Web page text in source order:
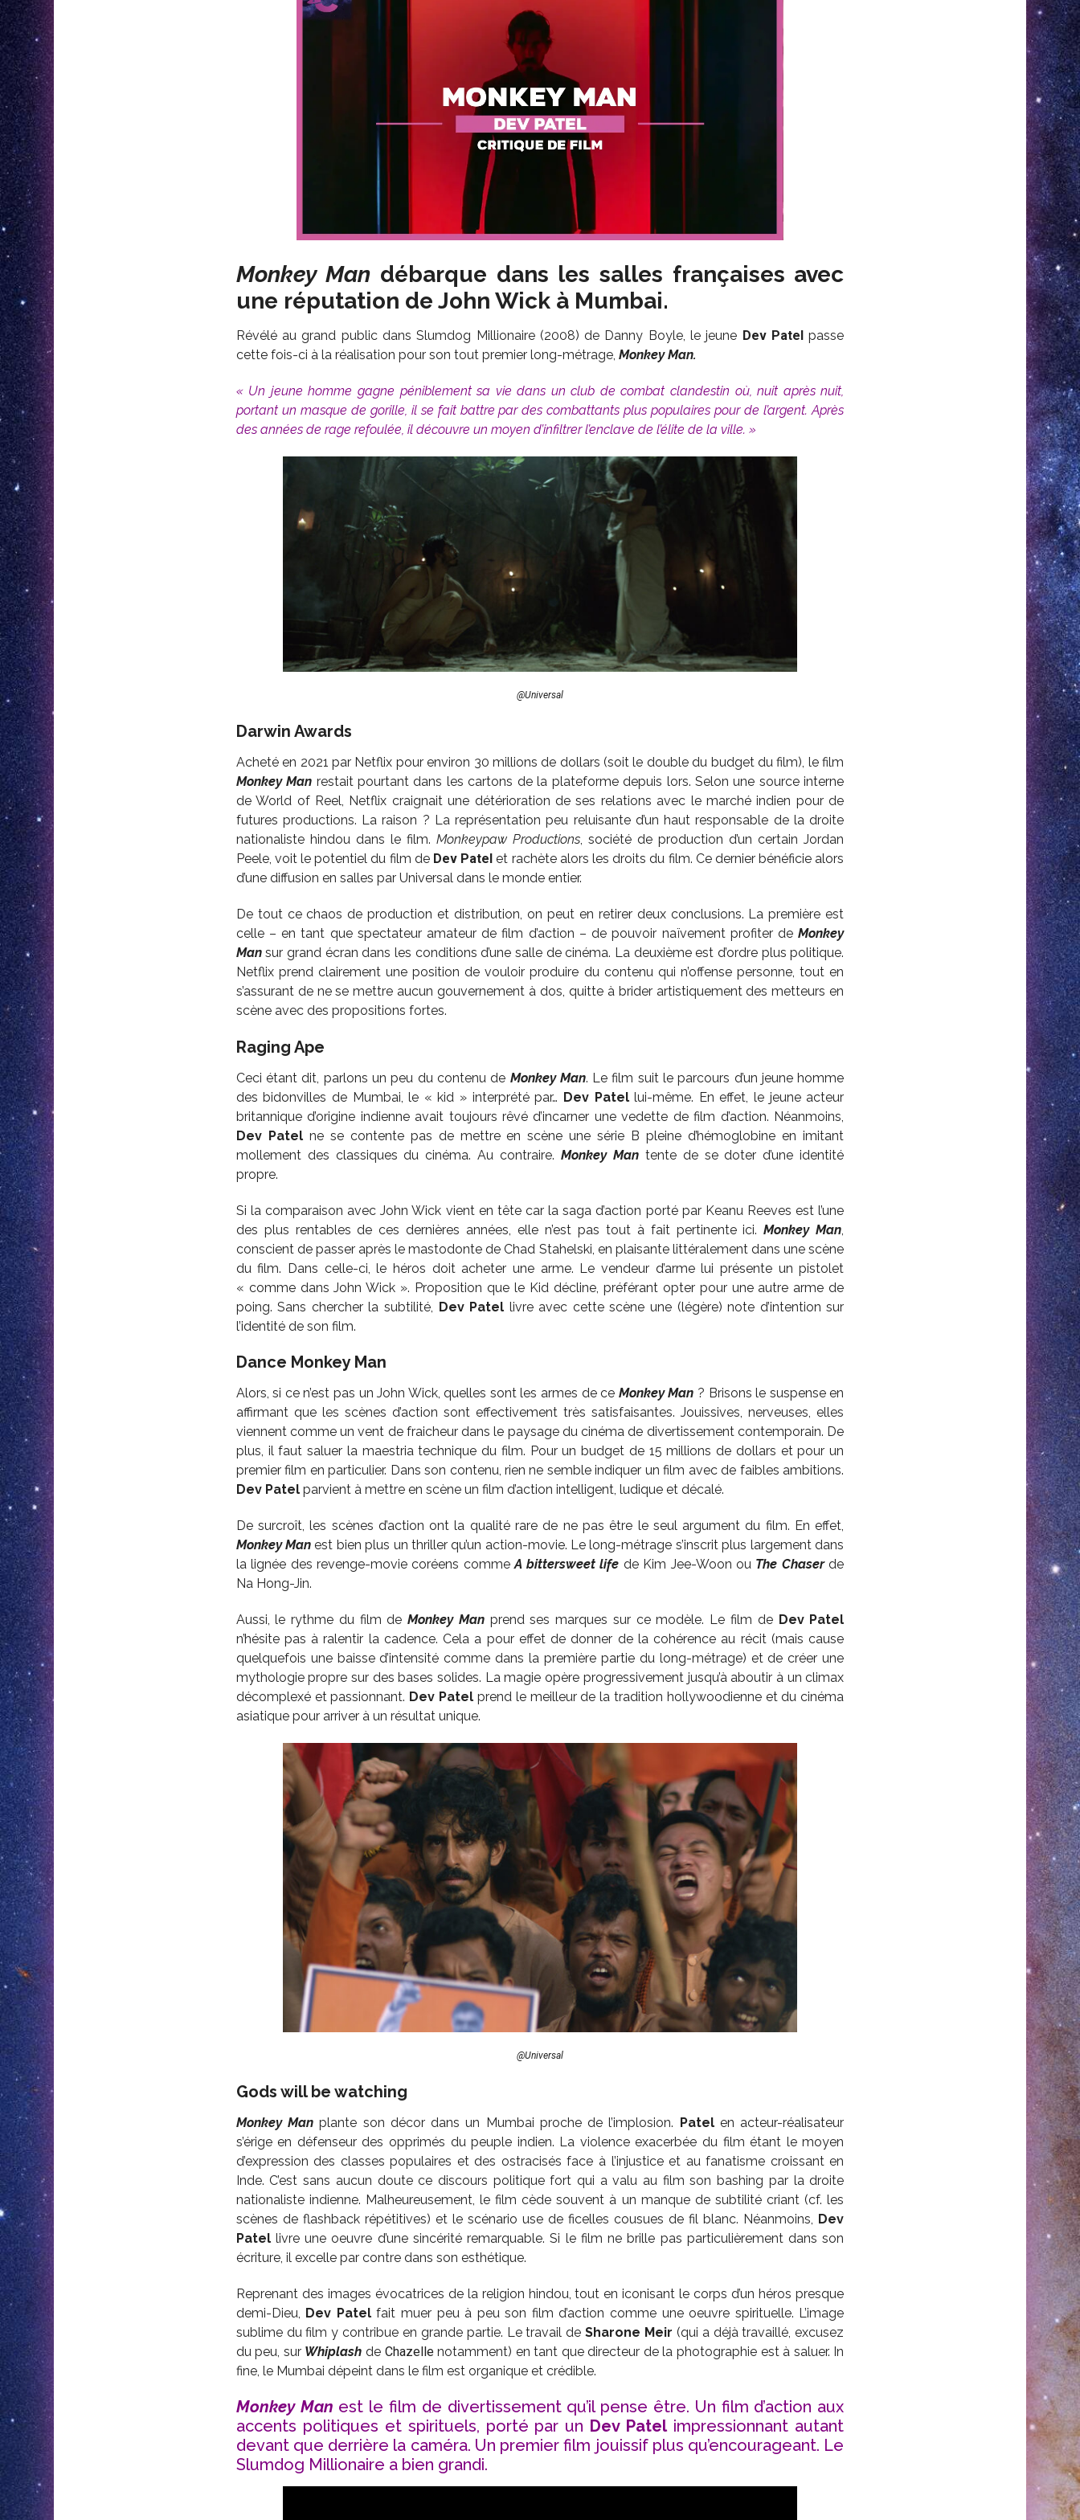
Monkey Man débarque dans les salles françaises avec
une réputation de John Wick à Mumbai.
Révélé au grand public dans Slumdog Millionaire (2008) de Danny Boyle, le jeune Dev Patel passe
cette fois-ci à la réalisation pour son tout premier long-métrage, Monkey Man.
« Un jeune homme gagne péniblement sa vie dans un club de combat clandestin où, nuit après nuit,
portant un masque de gorille, il se fait battre par des combattants plus populaires pour de l’argent. Après
des années de rage refoulée, il découvre un moyen d’infiltrer l’enclave de l’élite de la ville. »
@Universal
Darwin Awards
Acheté en 2021 par Netflix pour environ 30 millions de dollars (soit le double du budget du film), le film
Monkey Man restait pourtant dans les cartons de la plateforme depuis lors. Selon une source interne
de World of Reel, Netflix craignait une détérioration de ses relations avec le marché indien pour de
futures productions. La raison ? La représentation peu reluisante d’un haut responsable de la droite
nationaliste hindou dans le film. Monkeypaw Productions, société de production d’un certain Jordan
Peele, voit le potentiel du film de Dev Patel et rachète alors les droits du film. Ce dernier bénéficie alors
d’une diffusion en salles par Universal dans le monde entier.
De tout ce chaos de production et distribution, on peut en retirer deux conclusions. La première est
celle – en tant que spectateur amateur de film d’action – de pouvoir naïvement profiter deMonkey
Mansur grand écran dans les conditions d’une salle de cinéma. La deuxième est d’ordre plus politique.
Netflix prend clairement une position de vouloir produire du contenu qui n’offense personne, tout en
s’assurant de ne se mettre aucun gouvernement à dos, quitte à brider artistiquement des metteurs en
scène avec des propositions fortes.
Raging Ape
Ceci étant dit, parlons un peu du contenu de Monkey Man. Le film suit le parcours d’un jeune homme
des bidonvilles de Mumbai, le « kid » interprété par… Dev Patellui-même. En effet, le jeune acteur
britannique d’origine indienne avait toujours rêvé d’incarner une vedette de film d’action. Néanmoins,
Dev Patelne se contente pas de mettre en scène une série B pleine d’hémoglobine en imitant
mollement des classiques du cinéma. Au contraire. Monkey Man tente de se doter d’une identité
propre.
Si la comparaison avec John Wick vient en tête car la saga d’action porté par Keanu Reeves est l’une
des plus rentables de ces dernières années, elle n’est pas tout à fait pertinente ici.Monkey Man
conscient de passer après le mastodonte de Chad Stahelski, en plaisante littéralement dans une scène
du film. Dans celle-ci, le héros doit acheter une arme. Le vendeur d’arme lui présente un pistolet
« comme dans John Wick ». Proposition que le Kid décline, préférant opter pour une autre arme de
poing. Sans chercher la subtilité, Dev Patel livre avec cette scène une (légère) note d’intention sur
l’identité de son film.
Dance Monkey Man
Alors, si ce n’est pas un John Wick, quelles sont les armes de ce Monkey Man ? Brisons le suspense en
affirmant que les scènes d’action sont effectivement très satisfaisantes. Jouissives, nerveuses, elles
viennent comme un vent de fraicheur dans le paysage du cinéma de divertissement contemporain. De
plus, il faut saluer la maestria technique du film. Pour un budget de 15 millions de dollars et pour un
premier film en particulier. Dans son contenu, rien ne semble indiquer un film avec de faibles ambitions.
Dev Patelparvient à mettre en scène un film d’action intelligent, ludique et décalé.
De surcroît, les scènes d’action ont la qualité rare de ne pas être le seul argument du film. En effet,
Monkey Man est bien plus un thriller qu’un action-movie. Le long-métrage s’inscrit plus largement dans
la lignée des revenge-movie coréens commeA bittersweet life de Kim Jee-Woon ou The Chaser de
Na Hong-Jin.
Aussi, le rythme du film deMonkey Man prend ses marques sur ce modèle. Le film de Dev Patel
n’hésite pas à ralentir la cadence. Cela a pour effet de donner de la cohérence au récit (mais cause
quelquefois une baisse d’intensité comme dans la première partie du long-métrage) et de créer une
mythologie propre sur des bases solides. La magie opère progressivement jusqu’à aboutir à un climax
décomplexé et passionnant. Dev Patel prend le meilleur de la tradition hollywoodienne et du cinéma
asiatique pour arriver à un résultat unique.
@Universal
Gods will be watching
Monkey Man plante son décor dans un Mumbai proche de l’implosion. Patelen acteur-réalisateur
s’érige en défenseur des opprimés du peuple indien. La violence exacerbée du film étant le moyen
d’expression des classes populaires et des ostracisés face à l’injustice et au fanatisme croissant en
Inde. C’est sans aucun doute ce discours politique fort qui a valu au film son bashing par la droite
nationaliste indienne. Malheureusement, le film cède souvent à un manque de subtilité criant (cf. les
scènes de flashback répétitives) et le scénario use de ficelles cousues de fil blanc. Néanmoins, Dev
Patellivre une oeuvre d’une sincérité remarquable. Si le film ne brille pas particulièrement dans son
écriture, il excelle par contre dans son esthétique.
Reprenant des images évocatrices de la religion hindou, tout en iconisant le corps d’un héros presque
demi-Dieu, Dev Patelfait muer peu à peu son film d’action comme une oeuvre spirituelle. L’image
sublime du film y contribue en grande partie. Le travail deSharone Meir (qui a déjà travaillé, excusez
du peu, sur Whiplash de Chazellenotamment) en tant que directeur de la photographie est à saluer. In
fine, le Mumbai dépeint dans le film est organique et crédible.
Monkey Man est le film de divertissement qu’il pense être. Un film d’action aux
accents politiques et spirituels, porté par un Dev Patelimpressionnant autant
devant que derrière la caméra. Un premier film jouissif plus qu’encourageant. Le
Slumdog Millionaire a bien grandi.